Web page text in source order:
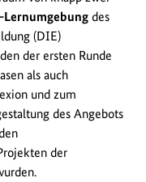
Lernumgebung des
(DIE)
der ersten Runde
als auch
und zum
des Angebots
der